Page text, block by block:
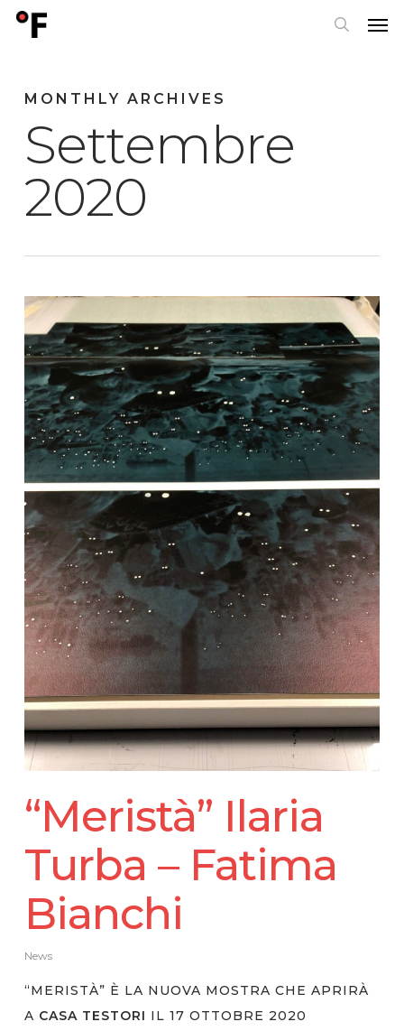
Skip
MONTHLY ARCHIVES
Settembre
2020
“Meristà” Ilaria
Turba – Fatima
Bianchi
News
“MERISTÀ” È LA NUOVA MOSTRA CHE APRIRÀ
A CASA TESTORI IL 17 OTTOBRE 2020